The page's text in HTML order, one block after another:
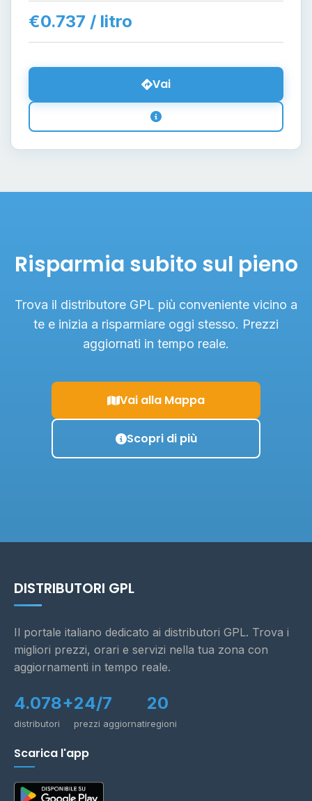
€0.737 / litro
Vai
Risparmia subito sul pieno
Trova il distributore GPL più conveniente vicino a
te e inizia a risparmiare oggi stesso. Prezzi
aggiornati in tempo reale.
Vai alla Mappa
Scopri di più
DISTRIBUTORI GPL
Il portale italiano dedicato ai distributori GPL. Trova i
migliori prezzi, orari e servizi nella tua zona con
aggiornamenti in tempo reale.
4.078+
distributori
24/7
prezzi aggiornati
20
regioni
Scarica l'app